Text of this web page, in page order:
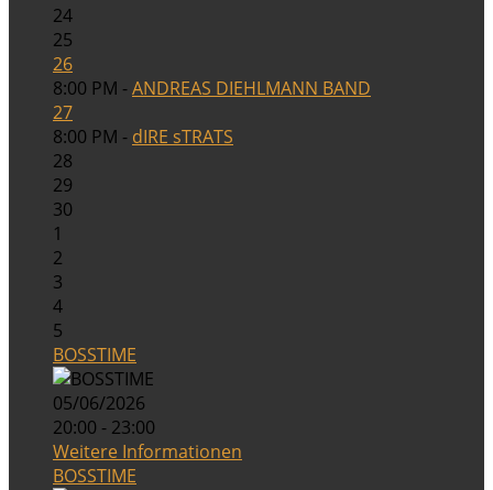
24
25
26
8:00 PM -ANDREAS DIEHLMANN BAND
27
8:00 PM - dIRE sTRATS
28
29
30
1
2
3
4
5
BOSSTIME
05/06/2026
20:00 - 23:00
Weitere Informationen
BOSSTIME